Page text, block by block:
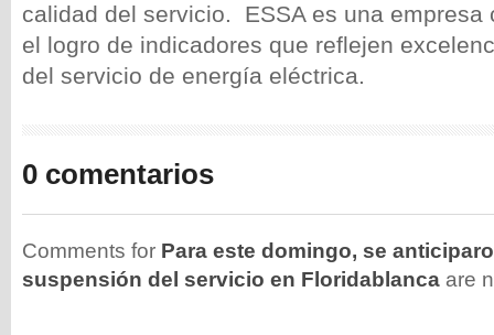
calidad del servicio. ESSA es una empresa
el logro de indicadores que reflejen
del servicio de energía eléctrica.
0 comentarios
Comments for Para este domingo, se
suspensión del servicio en Floridablanca are